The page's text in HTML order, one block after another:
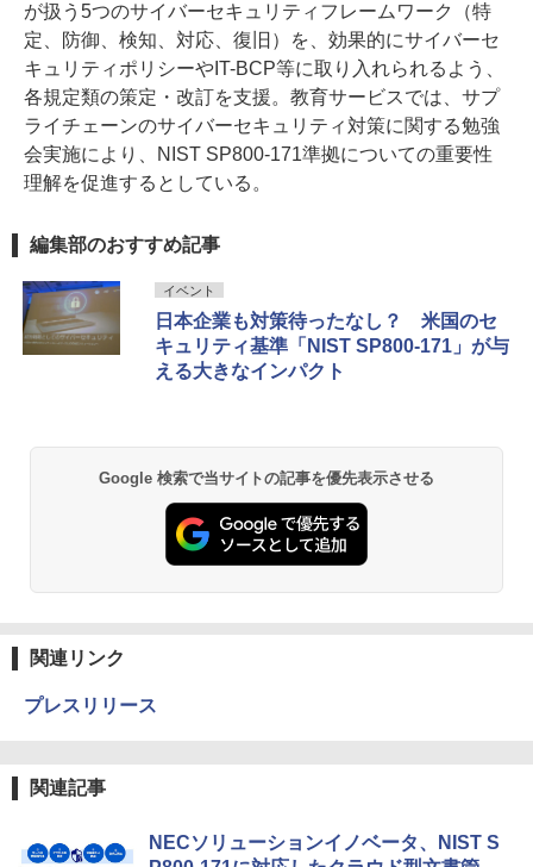
が扱う5つのサイバーセキュリティフレームワーク（特
定、防御、検知、対応、復旧）を、効果的にサイバーセ
キュリティポリシーやIT-BCP等に取り入れられるよう、
各規定類の策定・改訂を支援。教育サービスでは、サプ
ライチェーンのサイバーセキュリティ対策に関する勉強
会実施により、NIST SP800-171準拠についての重要性
理解を促進するとしている。
編集部のおすすめ記事
イベント
日本企業も対策待ったなし？ 米国のセ
キュリティ基準「NIST SP800-171」が与
える大きなインパクト
Google 検索で当サイトの記事を優先表示させる
関連リンク
プレスリリース
関連記事
NECソリューションイノベータ、NIST S